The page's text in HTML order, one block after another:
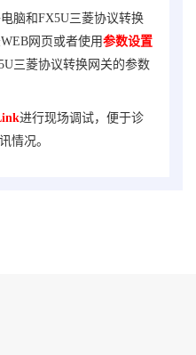
脑和FX5U三菱协议转换
网页或者使用参数设置
三菱协议转换网关的参数
进行现场调试，便于诊
情况。